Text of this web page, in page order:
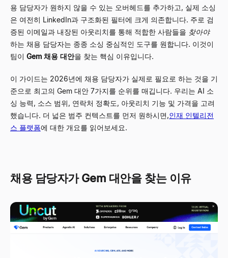
용 담당자가 원하지 않을 수 있는 오버헤드를 추가하고, 실제 소싱
은 여전히 LinkedIn과 구조화된 필터에 크게 의존합니다. 주로 검
증된 이메일과 내장된 아웃리치를 통해 적합한 사람들을 찾아야
하는 채용 담당자는 종종 소싱 중심적인 도구를 원합니다. 이것이
팀이 Gem 채용 대안을 찾는 핵심 이유입니다.
이 가이드는 2026년에 채용 담당자가 실제로 필요로 하는 것을 기
준으로 최고의 Gem 대안 7가지를 순위를 매깁니다. 우리는 AI 소
싱 능력, 소스 범위, 연락처 정확도, 아웃리치 기능 및 가격을 고려
했습니다. 더 넓은 범주 컨텍스트를 먼저 원하시면,인재 인텔리전
스 플랫폼에 대한 개요를 읽어보세요.
채용 담당자가 Gem 대안을 찾는 이유